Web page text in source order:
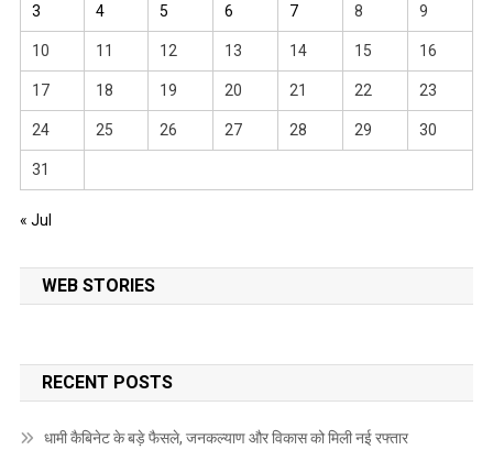
3 4 5 6 7 8 9
10 11 12 13 14 15 16
17 18 19 20 21 22 23
24 25 26 27 28 29 30
31
« Jul
WEB STORIES
RECENT POSTS
धामी कैबिनेट के बड़े फैसले, जनकल्याण और विकास को मिली नई रफ्तार